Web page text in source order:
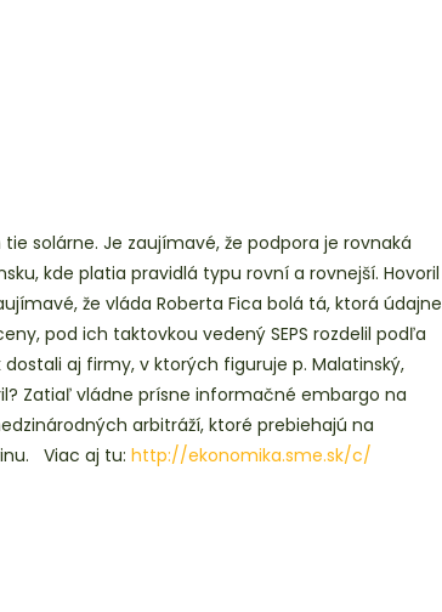
solárne. Je zaujímavé, že podpora je rovnaká
kde platia pravidlá typu rovní a rovnejší. Hovoril
že vláda Roberta Fica bolá tá, ktorá údajne
pod ich taktovkou vedený SEPS rozdelil podľa
dostali aj firmy, v ktorých figuruje p. Malatinský,
Zatiaľ vládne prísne informačné embargo na
arbitráží, ktoré prebiehajú na
Viac aj tu: http://ekonomika.sme.sk/c/